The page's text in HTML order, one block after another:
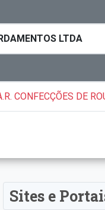
LTDA
CONFECÇÕES DE
Sites e